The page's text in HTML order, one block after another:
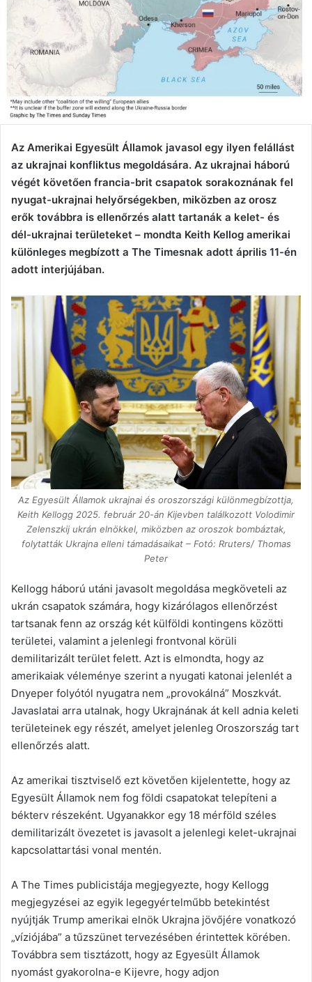
Az Amerikai Egyesült Államok javasol egy ilyen felállást
az ukrajnai konfliktus megoldására. Az ukrajnai háború
végét követően francia-brit csapatok sorakoznának fel
nyugat-ukrajnai helyőrségekben, miközben az orosz
erők továbbra is ellenőrzés alatt tartanák a kelet- és
dél-ukrajnai területeket – mondta Keith Kellog amerikai
különleges megbízott a The Timesnak adott április 11-én
adott interjújában.
Az Egyesült Államok ukrajnai és oroszországi különmegbízottja,
Keith Kellogg 2025. február 20-án Kijevben találkozott Volodimir
Zelenszkij ukrán elnökkel, miközben az oroszok bombáztak,
folytatták Ukrajna elleni támadásaikat – Fotó: Rruters/ Thomas
Peter
Kellogg háború utáni javasolt megoldása megköveteli az
ukrán csapatok számára, hogy kizárólagos ellenőrzést
tartsanak fenn az ország két külföldi kontingens közötti
területei, valamint a jelenlegi frontvonal körüli
demilitarizált terület felett. Azt is elmondta, hogy az
amerikaiak véleménye szerint a nyugati katonai jelenlét a
Dnyeper folyótól nyugatra nem „provokálná” Moszkvát.
Javaslatai arra utalnak, hogy Ukrajnának át kell adnia keleti
területeinek egy részét, amelyet jelenleg Oroszország tart
ellenőrzés alatt.
Az amerikai tisztviselő ezt követően kijelentette, hogy az
Egyesült Államok nem fog földi csapatokat telepíteni a
békterv részeként. Ugyanakkor egy 18 mérföld széles
demilitarizált övezetet is javasolt a jelenlegi kelet-ukrajnai
kapcsolattartási vonal mentén.
A The Times publicistája megjegyezte, hogy Kellogg
megjegyzései az egyik legegyértelműbb betekintést
nyújtják Trump amerikai elnök Ukrajna jövőjére vonatkozó
„víziójába” a tűzszünet tervezésében érintettek körében.
Továbbra sem tisztázott, hogy az Egyesült Államok
nyomást gyakorolna-e Kijevre, hogy adjon